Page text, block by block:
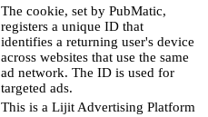
The cookie, set by PubMatic,
registers a unique ID that
identifies a returning user's device
across websites that use the same
ad network. The ID is used for
targeted ads.
This is a Lijit Advertising Platform